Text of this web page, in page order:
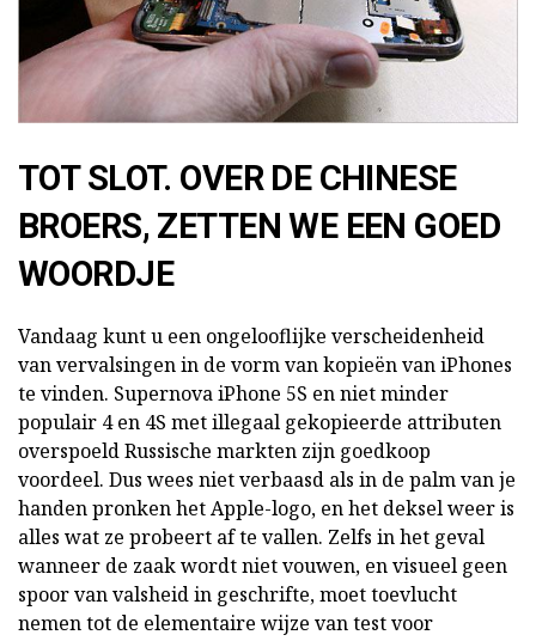
TOT SLOT. OVER DE CHINESE
BROERS, ZETTEN WE EEN GOED
WOORDJE
Vandaag kunt u een ongelooflijke verscheidenheid
van vervalsingen in de vorm van kopieën van iPhones
te vinden. Supernova iPhone 5S en niet minder
populair 4 en 4S met illegaal gekopieerde attributen
overspoeld Russische markten zijn goedkoop
voordeel. Dus wees niet verbaasd als in de palm van je
handen pronken het Apple-logo, en het deksel weer is
alles wat ze probeert af te vallen. Zelfs in het geval
wanneer de zaak wordt niet vouwen, en visueel geen
spoor van valsheid in geschrifte, moet toevlucht
nemen tot de elementaire wijze van test voor